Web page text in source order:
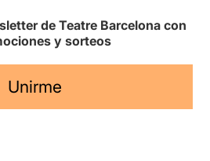
de Teatre Barcelona con
y sorteos
Unirme